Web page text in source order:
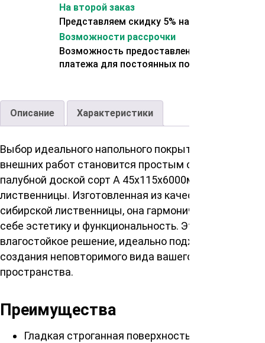
На второй заказ
Представляем скидку 5% на второй заказ
Возможности рассрочки
Возможность предоставления отсрочки
платежа для постоянных покупателей.
Описание Характеристики
Выбор идеального напольного покрытия для
внешних работ становится простым с нашей
палубной доской сорт А 45х115х6000мм, сибирской
лиственницы. Изготовленная из качественной
сибирской лиственницы, она гармонично сочетает в
себе эстетику и функциональность. Это прочное и
влагостойкое решение, идеально подходящее для
создания неповторимого вида вашего
пространства.
Преимущества
Гладкая строганная поверхность для вашего